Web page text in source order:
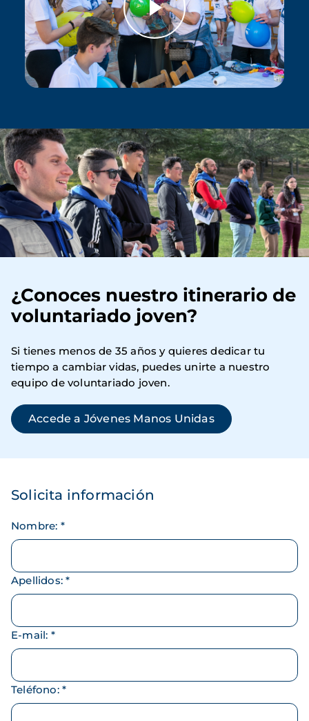
Imagen
¿Conoces nuestro itinerario de
voluntariado joven?
Si tienes menos de 35 años y quieres dedicar tu
tiempo a cambiar vidas, puedes unirte a nuestro
equipo de voluntariado joven.
Accede a Jóvenes Manos Unidas
Solicita información
Nombre: *
Apellidos:*
E-mail: *
Teléfono:*